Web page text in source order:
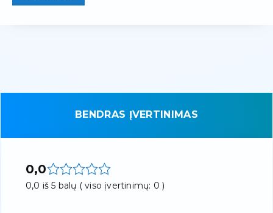
BENDRAS ĮVERTINIMAS
0,0
0,0 iš 5 balų ( viso įvertinimų: 0 )